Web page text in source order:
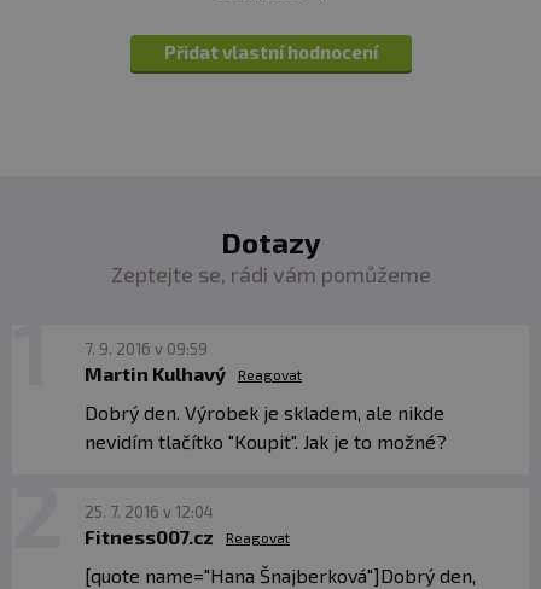
Přidat vlastní hodnocení
Dotazy
Zeptejte se, rádi vám pomůžeme
7. 9. 2016 v 09:59
Martin Kulhavý Reagovat
Dobrý den. Výrobek je skladem, ale nikde
nevidím tlačítko "Koupit". Jak je to možné?
25. 7. 2016 v 12:04
Fitness007.cz Reagovat
[quote name="Hana Šnajberková"]Dobrý den,